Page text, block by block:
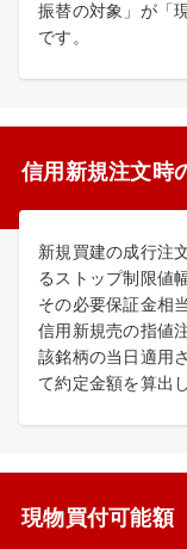
振替の対象」が「
です。
信用新規注文時
新規買建の成行注
るストップ制限値
その必要保証金相
信用新規売の指値
該銘柄の当日適用
て約定金額を算出
現物買付可能額